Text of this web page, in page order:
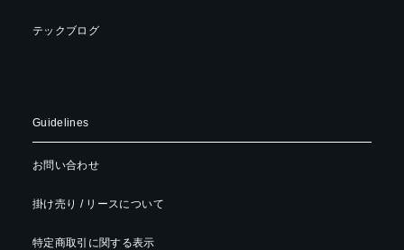
テックブログ
Guidelines
お問い合わせ
掛け売り / リースについて
特定商取引に関する表示